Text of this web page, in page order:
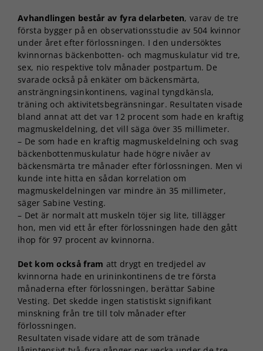
Avhandlingen består av fyra delarbeten, varav de tre
första bygger på en observationsstudie av 504 kvinnor
under året efter förlossningen. I den undersöktes
kvinnornas bäckenbotten- och magmuskulatur vid tre,
sex, nio respektive tolv månader postpartum. De
svarade också på enkäter om bäckensmärta,
ansträngningsinkontinens, vaginal tyngdkänsla,
träning och aktivitetsbegränsningar. Resultaten visade
bland annat att det var 12 procent som hade en kraftig
magmuskeldelning, det vill säga över 35 millimeter.
– De som hade en kraftig magmuskeldelning och svag
bäckenbottenmuskulatur hade högre nivåer av
bäckensmärta tre månader efter förlossningen. Men vi
kunde inte hitta en sådan korrelation om
magmuskeldelningen var mindre än 35 millimeter,
säger Sabine Vesting.
– Det är normalt att muskeln töjer sig lite, tillägger
hon, men vid ett år efter förlossningen hade den gått
ihop för 97 procent av kvinnorna.
Det kom också fram att drygt en tredjedel av
kvinnorna hade en urininkontinens de tre första
månaderna efter förlossningen, berättar Sabine
Vesting. Det skedde ingen statistiskt signifikant
minskning från tre till tolv månader efter
förlossningen.
Resultaten visade vidare att de som tränade